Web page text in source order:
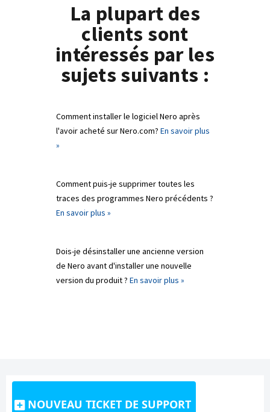
La plupart des
clients sont
intéressés par les
sujets suivants :
Comment installer le logiciel Nero après
l'avoir acheté sur Nero.com? En savoir plus
»
Comment puis-je supprimer toutes les
traces des programmes Nero précédents ?
En savoir plus »
Dois-je désinstaller une ancienne version
de Nero avant d'installer une nouvelle
version du produit ? En savoir plus »
NOUVEAU TICKET DE SUPPORT